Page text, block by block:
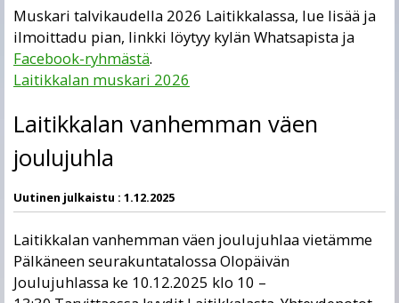
Muskari talvikaudella 2026 Laitikkalassa, lue lisää ja
ilmoittadu pian, linkki löytyy kylän Whatsapista ja
Facebook-ryhmästä.
Laitikkalan muskari 2026
Laitikkalan vanhemman väen
joulujuhla
Uutinen julkaistu : 1.12.2025
Laitikkalan vanhemman väen joulujuhlaa vietämme
Pälkäneen seurakuntatalossa Olopäivän
Joulujuhlassa ke 10.12.2025 klo 10 –